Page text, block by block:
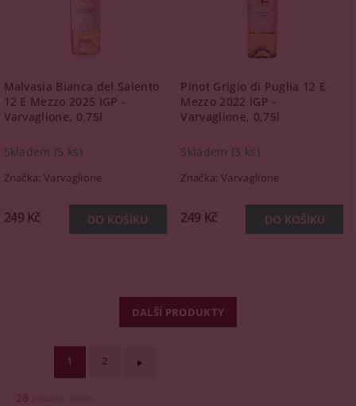
Malvasia Bianca del Salento
12 E Mezzo 2025 IGP -
Varvaglione, 0,75l
Skladem (5 ks)
Značka:Varvaglione
249 Kč
Pinot Grigio di Puglia 12 E
Mezzo 2022 IGP -
Varvaglione, 0,75l
Skladem (3 ks)
Značka: Varvaglione
249 Kč
DALŠÍ PRODUKTY
1 2
28